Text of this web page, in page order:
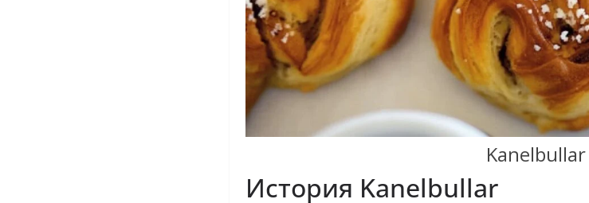
Kanelbullar
История Kanelbullar